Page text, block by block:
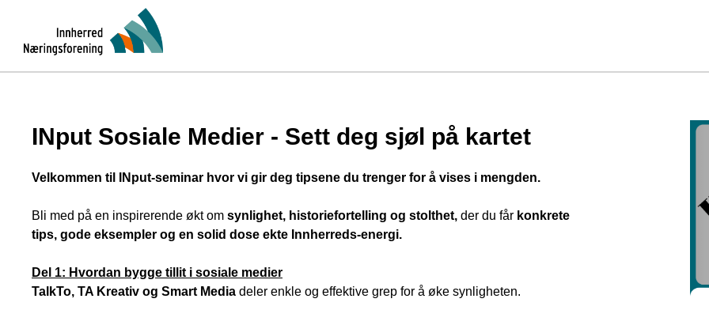
INput Sosiale Medier - Sett deg sjøl på kartet
Velkommen til INput-seminar hvor vi gir deg tipsene du trenger for å vises i mengden.
Bli med på en inspirerende økt om synlighet, historiefortelling og stolthet, der du får konkrete
tips, gode eksempler og en solid dose ekte Innherreds-energi.
Del 1: Hvordan bygge tillit i sosiale medier
TalkTo, TA Kreativ og Smart Media deler enkle og effektive grep for å øke synligheten.